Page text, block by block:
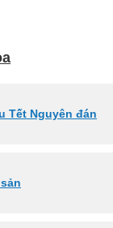
Tết Nguyên đán